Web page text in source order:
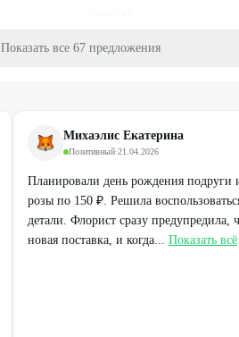
Показать все 67 предложения
Михаэлис Екатерина
Позитивный·21.04.2026
Планировали день рождения
розы по 150 ₽. Решила
детали. Флорист сразу предупредила,
новая поставка, и когда... Показать всё